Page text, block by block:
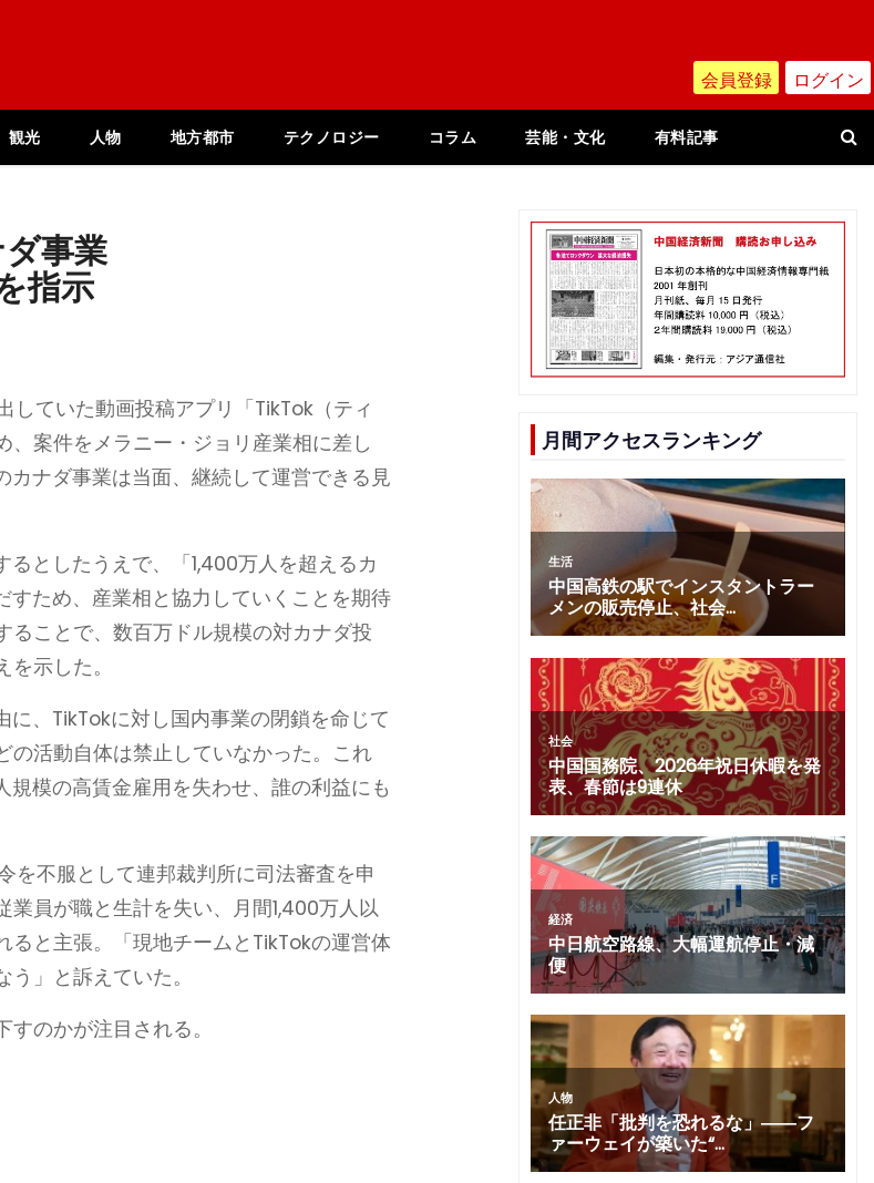
会員登録 ログイン
観光 人物 地方都市 テクノロジー コラム 芸能・文化 有料記事
事業
指示
していた動画投稿アプリ「TikTok（ティ
案件をメラニー・ジョリ産業相に差し
ナダ事業は当面、継続して運営できる見
としたうえで、「1,400万人を超えるカ
ため、産業相と協力していくことを期待
ることで、数百万ドル規模の対カナダ投
示した。
に、TikTokに対し国内事業の閉鎖を命じて
の活動自体は禁止していなかった。これ
模の高賃金雇用を失わせ、誰の利益にも
を不服として連邦裁判所に司法審査を申
員が職と生計を失い、月間1,400万人以
と主張。「現地チームとTikTokの運営体
」と訴えていた。
のかが注目される。
月間アクセスランキング